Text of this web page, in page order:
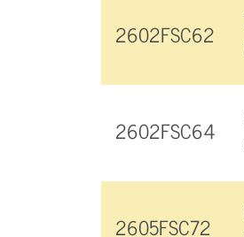
2602FSC62
2602FSC64
2605FSC72